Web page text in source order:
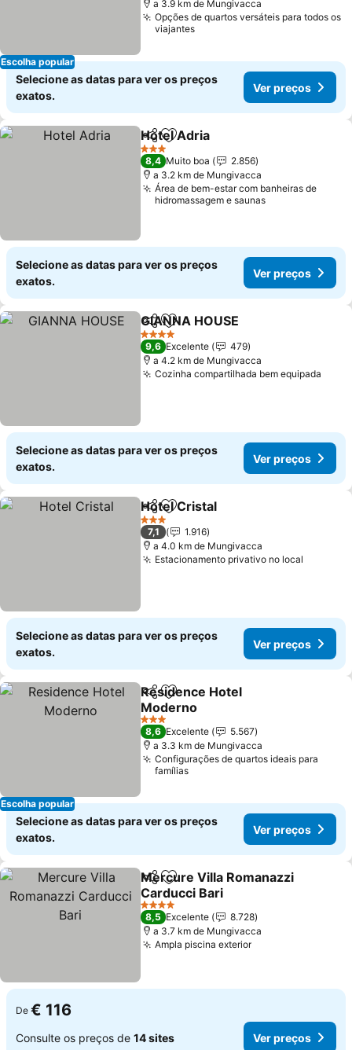
Escolha popular
a 3.9 km de Mungivacca
Opções de quartos versáteis para todos os
viajantes
Selecione as datas para ver os preços
exatos.
Ver preços
PartilharAdicionar aos favoritos
Hotel Adria
3 Estrelas
8,4 Muito boa
2.856
a 3.2 km de Mungivacca
Área de bem-estar com banheiras de
hidromassagem e saunas
Selecione as datas para ver os preços
exatos.
Ver preços
PartilharAdicionar aos favoritos
GIANNA HOUSE
4 Estrelas
9,6 Excelente
479
a 4.2 km de Mungivacca
Cozinha compartilhada bem equipada
Selecione as datas para ver os preços
exatos.
Ver preços
PartilharAdicionar aos favoritos
Hotel Cristal
3 Estrelas
7,1
1.916
a 4.0 km de Mungivacca
Estacionamento privativo no local
Selecione as datas para ver os preços
exatos.
Ver preços
Escolha popular
PartilharAdicionar aos favoritos
Residence Hotel
Moderno
Ver preços
3 Estrelas
8,6 Excelente
5.567
a 3.3 km de Mungivacca
Configurações de quartos ideais para
famílias
Selecione as datas para ver os preços
exatos.
Ver preços
PartilharAdicionar aos favoritos
Mercure Villa Romanazzi
Carducci Bari
Ver preços
4 Estrelas
8,5 Excelente
8.728
a 3.7 km de Mungivacca
Ampla piscina exteriorVer preços
De € 116
Consulte os preços de 14 sites Ver preços